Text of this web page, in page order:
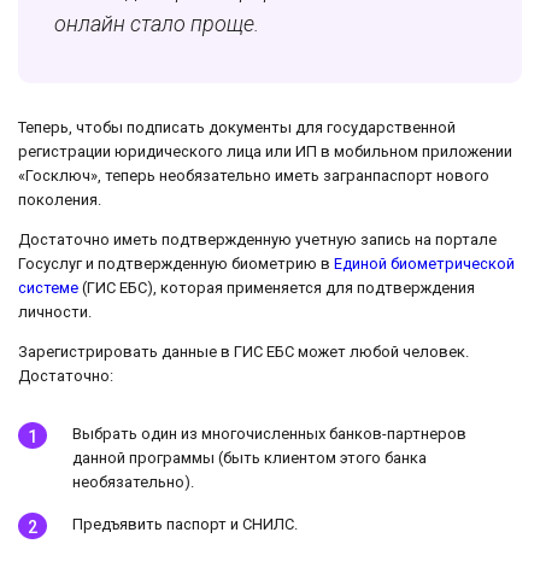
онлайн стало проще.
Теперь, чтобы подписать документы для государственной
регистрации юридического лица или ИП в мобильном приложении
«Госключ», теперь необязательно иметь загранпаспорт нового
поколения.
Достаточно иметь подтвержденную учетную запись на портале
Госуслуг и подтвержденную биометрию в Единой биометрической
системе (ГИС ЕБС), которая применяется для подтверждения
личности.
Зарегистрировать данные в ГИС ЕБС может любой человек.
Достаточно:
Выбрать один из многочисленных банков-партнеров
данной программы (быть клиентом этого банка
необязательно).
Предъявить паспорт и СНИЛС.